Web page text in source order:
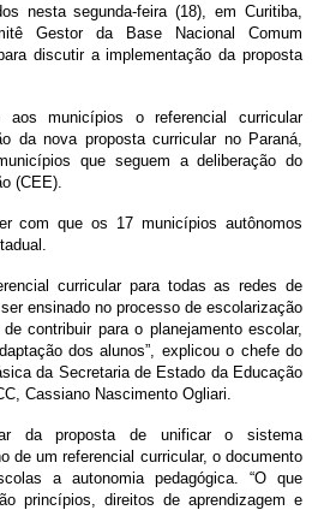
nesta segunda-feira (18), em Curitiba,
Gestor da Base Nacional Comum
discutir a implementação da proposta
aos municípios o referencial curricular
da nova proposta curricular no Paraná,
que seguem a deliberação do
(CEE).
com que os 17 municípios autônomos
curricular para todas as redes de
ensinado no processo de escolarização
contribuir para o planejamento escolar,
dos alunos”, explicou o chefe do
da Secretaria de Estado da Educação
Cassiano Nascimento Ogliari.
da proposta de unificar o sistema
de um referencial curricular, o documento
a autonomia pedagógica. “O que
princípios, direitos de aprendizagem e